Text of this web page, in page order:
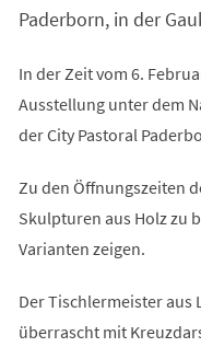
Paderborn, in der
In der Zeit vom 6.
Ausstellung unter dem
der City Pastoral
Zu den Öffnungszeiten
Skulpturen aus Holz zu
Varianten zeigen.
Der Tischlermeister aus
überrascht mit